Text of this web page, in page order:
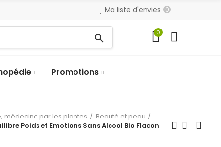
Ma liste d'envies 0
search 0
Promotions
médecine par les plantes
Beauté et peau
Poids et Emotions Sans Alcool Bio Flacon